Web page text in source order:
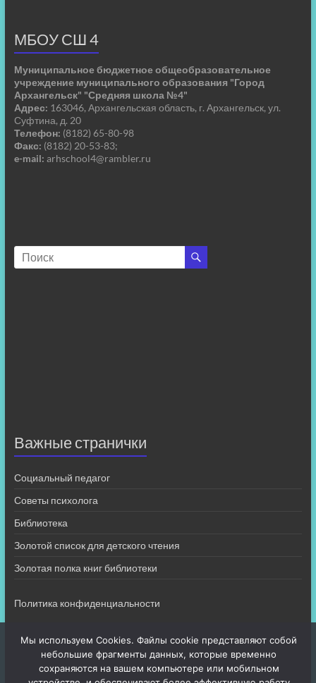
МБОУ СШ 4
Муниципальное бюджетное общеобразовательное
учреждение муниципального образования "Город
Архангельск" "Средняя школа №4"
Адрес: 163046, Архангельская область, г. Архангельск, ул.
Суфтина, д. 20
Телефон: (8182) 65-80-98
Факс: (8182) 20-53-83;
e-mail: arhschool4@rambler.ru
Важные странички
Социальный педагог
Советы психолога
Библиотека
Золотой список для детского чтения
Золотая полка книг библиотеки
Политика конфиденциальности
Мы используем Cookies. Файлы cookie представляют собой
небольшие фрагменты данных, которые временно
сохраняются на вашем компьютере или мобильном